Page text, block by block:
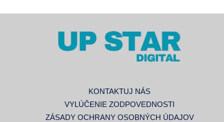
KONTAKTUJ NÁS
VYLÚČENIE ZODPOVEDNOSTI
ZÁSADY OCHRANY OSOBNÝCH ÚDAJOV